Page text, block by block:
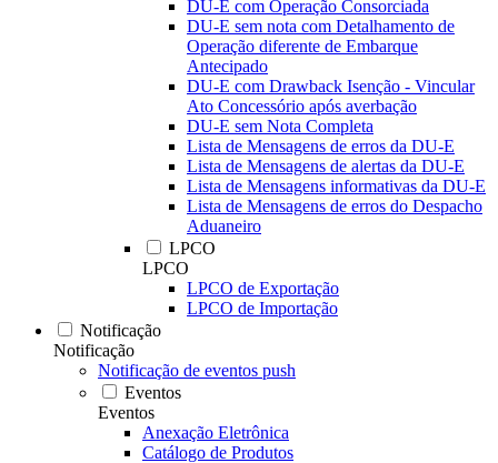
DU-E com Operação Consorciada
DU-E sem nota com Detalhamento de
Operação diferente de Embarque
Antecipado
DU-E com Drawback Isenção - Vincular
Ato Concessório após averbação
DU-E sem Nota Completa
Lista de Mensagens de erros da DU-E
Lista de Mensagens de alertas da DU-E
Lista de Mensagens informativas da DU-E
Lista de Mensagens de erros do Despacho
Aduaneiro
LPCO
LPCO
LPCO de Exportação
LPCO de Importação
Notificação
Notificação
Notificação de eventos push
Eventos
Eventos
Anexação Eletrônica
Catálogo de Produtos